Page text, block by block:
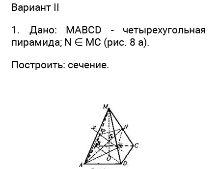
Вариант II
1. Дано: MABCD - четырехугольная
пирамида; N ∈ МС (рис. 8 а).
Построить: сечение.